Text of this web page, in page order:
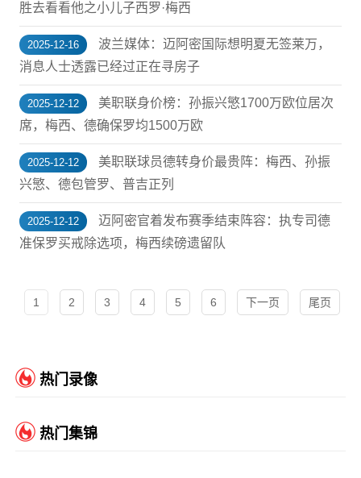
胜去看看他之小儿子西罗·梅西
2025-12-16
波兰媒体：迈阿密国际想明夏无签莱万，
消息人士透露已经过正在寻房子
2025-12-12
美职联身价榜：孙振兴慜1700万欧位居次
席，梅西、德确保罗均1500万欧
2025-12-12
美职联球员德转身价最贵阵：梅西、孙振
兴慜、德包管罗、普吉正列
2025-12-12
迈阿密官着发布赛季结束阵容：执专司德
准保罗买戒除选项，梅西续磅遗留队
1 2 3 4 5 6 下一页 尾页
热门录像
热门集锦